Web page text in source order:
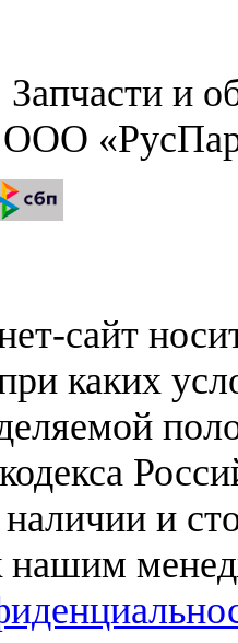
и
сайт
каких
и
нашим